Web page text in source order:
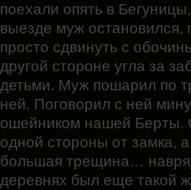
поехали опять в
выезде муж остановился,
просто сдвинуть с
другой стороне угла за
детьми. Муж пошарил по
ней. Поговорил с ней
ошейником нашей Берты.
одной стороны от замка,
большая трещина…
деревнях был еще такой